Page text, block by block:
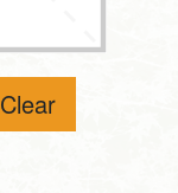
Clear